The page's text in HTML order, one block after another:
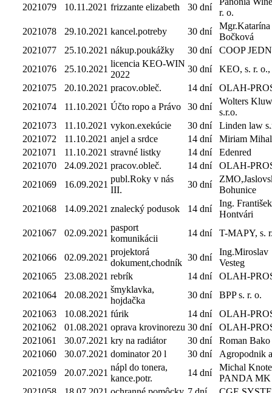
2021079
10.11.2021 frizzante elizabeth 30 dní
r. o.
2021078
29.10.2021 kancel.potreby 30 dní
Mgr.Katarína
Bočková
2021077
25.10.2021 nákup.poukážky 30 dní
COOP
2021076
25.10.2021
licencia KEO-WIN
2022
30 dní
KEO, s. r. o.,
2021075
20.10.2021 pracov.obleč. 14 dní
OLAH-
2021074
11.10.2021 Účto ropo a Právo 30 dní
Wolters
s.r.o.
2021073
11.10.2021 vykon.exekúcie 30 dní
Linden law
2021072
11.10.2021 anjel a srdce 14 dní
Miriam
2021071
11.10.2021 stravné listky 14 dní
Edenred
2021070
24.09.2021 pracov.obleč. 14 dní
OLAH-
2021069
16.09.2021
publ.Roky v nás
III.
30 dní
Bohunice
2021068
14.09.2021 znalecký podusok 14 dní
Ing. František
Hontvári
2021067
02.09.2021
pasport
komunikácii
14 dní T-MAPY, s.
2021066 02.09.2021
projektorá
dokument,chodník
30 dní
Ing.Miroslav
Vesteg
2021065
23.08.2021 rebrík 14 dní
OLAH-
2021064
20.08.2021
šmyklavka,
hojdačka
30 dní
BPP s. r. o.
2021063
10.08.2021 fúrik 14 dní
OLAH-
2021062
01.08.2021 oprava krovinorezu 30 dní
OLAH-
2021061
30.07.2021 kry na radiátor 30 dní
Roman Bako
2021060
30.07.2021 dominator 20 l 30 dní
Agropodnik
2021059
20.07.2021
nápl do tonera,
kance.potr.
14 dní
Michal
PANDA MK